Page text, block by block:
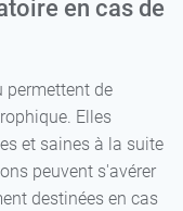
41,99 €
41,99 €
41,99 €
41,99 €
en cas de
permettent de
Elles
et saines à la suite
peuvent s'avérer
destinées en cas